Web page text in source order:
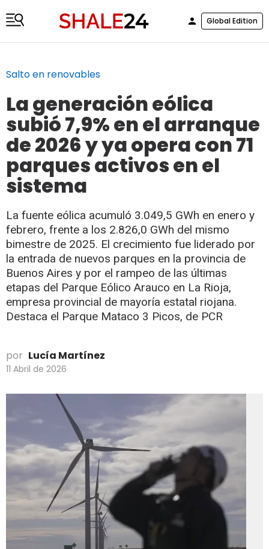
Global Edition
Salto en renovables
La generación eólica
subió 7,9% en el arranque
de 2026 y ya opera con 71
parques activos en el
sistema
La fuente eólica acumuló 3.049,5 GWh en enero y
febrero, frente a los 2.826,0 GWh del mismo
bimestre de 2025. El crecimiento fue liderado por
la entrada de nuevos parques en la provincia de
Buenos Aires y por el rampeo de las últimas
etapas del Parque Eólico Arauco en La Rioja,
empresa provincial de mayoría estatal riojana.
Destaca el Parque Mataco 3 Picos, de PCR
por Lucía Martínez
11 Abril de 2026